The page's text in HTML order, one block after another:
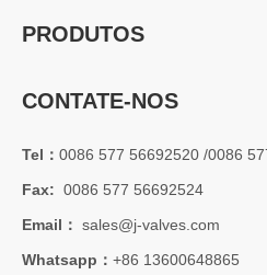
PRODUTOS
CONTATE-NOS
Tel： 0086 577 56692520 /0086
Fax: 0086 577 56692524
Email： sales@j-valves.com
Whatsapp： +86 13600648865